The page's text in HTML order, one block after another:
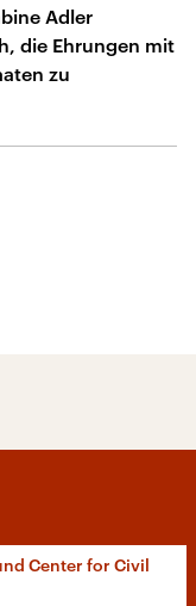
Adler
die Ehrungen mit
zu
Center for Civil